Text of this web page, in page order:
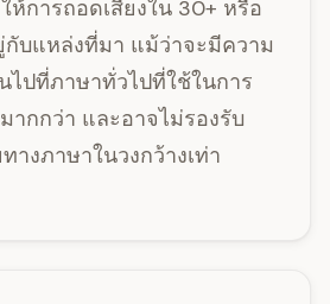
ห้การถอดเสียงใน 30+ หรือ
บแหล่งที่มา แม้ว่าจะมีความ
ปที่ภาษาทั่วไปที่ใช้ในการ
ากกว่า และอาจไม่รองรับ
างภาษาในวงกว้างเท่า